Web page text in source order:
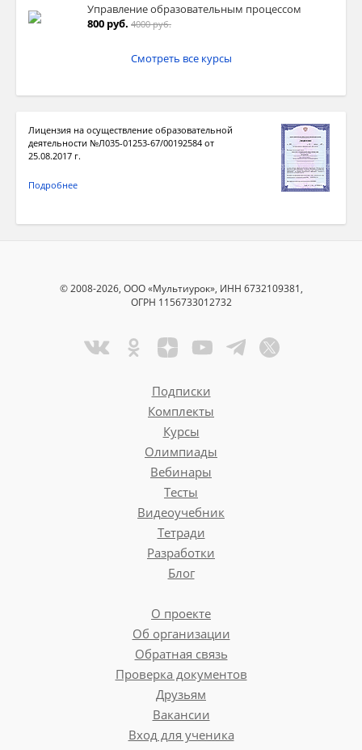
Управление образовательным процессом
800 руб. 4000 руб.
Смотреть все курсы
Лицензия на осуществление образовательной
деятельности №Л035-01253-67/00192584 от
25.08.2017 г.
Подробнее
© 2008-2026, ООО «Мультиурок», ИНН 6732109381,
ОГРН 1156733012732
Подписки
Комплекты
Курсы
Олимпиады
Вебинары
Тесты
Видеоучебник
Тетради
Разработки
Блог
О проекте
Об организации
Обратная связь
Проверка документов
Друзьям
Вакансии
Вход для ученика